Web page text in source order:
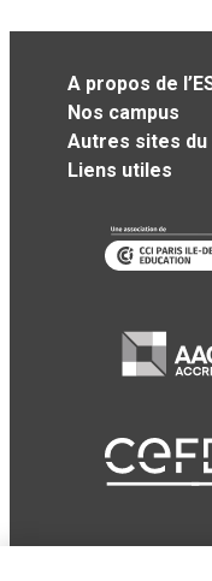
A propos de
Nos campus
Autres sites du
Liens utiles